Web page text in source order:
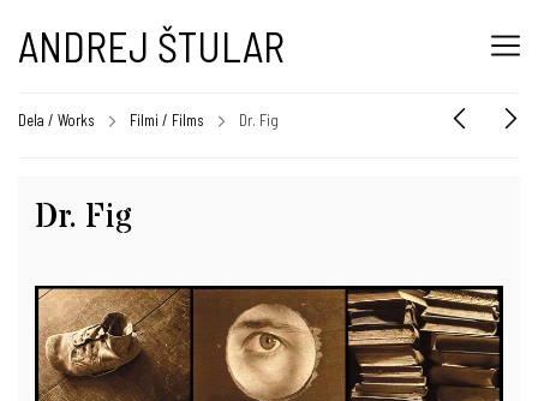
ANDREJ ŠTULAR
Dela / Works Filmi / Films Dr. Fig
Dr. Fig